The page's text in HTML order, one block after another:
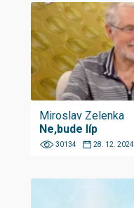
Miroslav Zelenka
Ne,bude líp
30134 28. 12. 2024